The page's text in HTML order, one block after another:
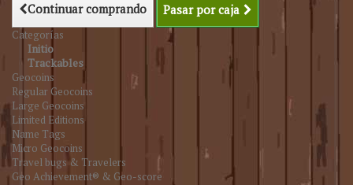
Continuar comprando Pasar por caja
Categorías
Initio
Trackables
Geocoins
Regular Geocoins
Large Geocoins
Limited Editions
Name Tags
Micro Geocoins
Travel bugs & Travelers
Geo Achievement® & Geo-score